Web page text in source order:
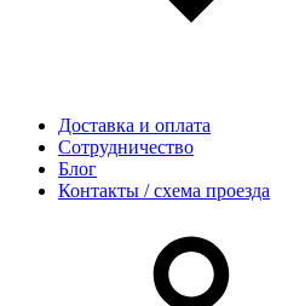
Доставка и оплата
Сотрудничество
Блог
Контакты / схема проезда